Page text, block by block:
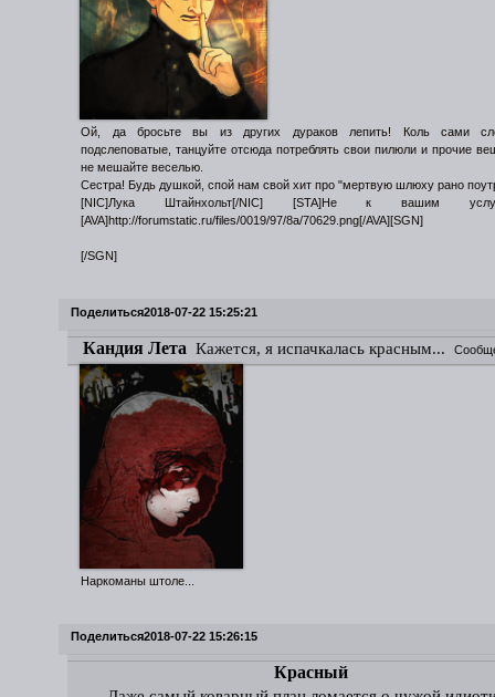
Ой, да бросьте вы из других дураков лепить! Коль сами
подслеповатые, танцуйте отсюда потреблять свои пилюли и прочие
не мешайте веселью.
Сестра! Будь душкой, спой нам свой хит про "мертвую шлюху рано
[NIC]Лука Штайнхольт[/NIC] [STA]Не к вашим
[AVA]http://forumstatic.ru/files/0019/97/8a/70629.png[/AVA][SGN]
[/SGN]
Поделиться2018-07-22 15:25:21
Кандия Лета Кажется, я испачкалась красным...
Наркоманы штоле...
Поделиться2018-07-22 15:26:15
Красный